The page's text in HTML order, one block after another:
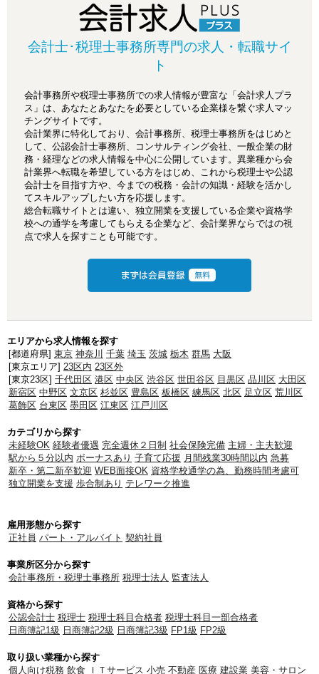
会計士･税理士事務所専門の求人・転職サイ
ト
会計事務所や税理士事務所での求人情報が豊富な「会計求人プラ
ス」は、あなたとあなたを必要としている企業様を繋ぐ求人マッ
チングサイトです。
会計業界に特化しており、会計事務所、税理士事務所をはじめと
して、公認会計士事務所、コンサルティング会社、一般企業の財
務・経理などの求人情報を中心に公開しています。異業種から会
計業界へ転職を希望している方をはじめ、これから税理士や公認
会計士を目指す方や、今までの税務・会計の知識・経験を活かし
てスキルアップしたい方を応援します。
総合転職サイトとは違い、独立開業を支援している企業や資格学
校への通学を考慮してもらえる企業など、会計業界ならではの視
点で求人を探すことも可能です。
エリアから求人情報を探す
[都道府県] 東京 神奈川 千葉 埼玉 茨城 栃木 群馬 大阪
[東京エリア] 23区内 23区外
[東京23区] 千代田区 港区 中央区 渋谷区 世田谷区 目黒区 品川区 大田区
新宿区 中野区 文京区 杉並区 豊島区 板橋区 練馬区 北区 足立区 荒川区
葛飾区 台東区 墨田区 江東区 江戸川区
カテゴリから探す
未経験OK 経験者優遇 完全週休２日制 社会保険完備 主婦・主夫歓迎
駅から５分以内 ボーナスあり 子育て応援 月間残業30時間以内 急募
新卒・第二新卒歓迎 WEB面接OK 資格学校通学の為、勤務時間考慮可
独立開業を支援 歩合制あり テレワーク推進
雇用形態から探す
正社員 パート・アルバイト 契約社員
事業所区分から探す
会計事務所・税理士事務所 税理士法人 監査法人
資格から探す
公認会計士 税理士 税理士科目合格者 税理士科目一部合格者
日商簿記1級 日商簿記2級 日商簿記3級 FP1級 FP2級
取り扱い業種から探す
個人向け税務 飲食 ＩＴサービス 小売 不動産 医療 建設業 美容・サロン